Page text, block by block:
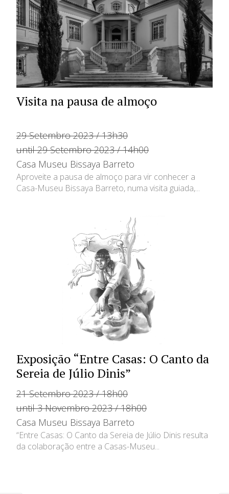
Visita na pausa de almoço
29 Setembro 2023 / 13h30
until 29 Setembro 2023 / 14h00
Casa Museu Bissaya Barreto
Aproveite a pausa de almoço para vir conhecer a
Casa-Museu Bissaya Barreto, numa visita guiada,...
Exposição “Entre Casas: O Canto da
Sereia de Júlio Dinis”
21 Setembro 2023 / 18h00
until 3 Novembro 2023 / 18h00
Casa Museu Bissaya Barreto
“Entre Casas: O Canto da Sereia de Júlio Dinis resulta
da colaboração entre a Casas-Museu...